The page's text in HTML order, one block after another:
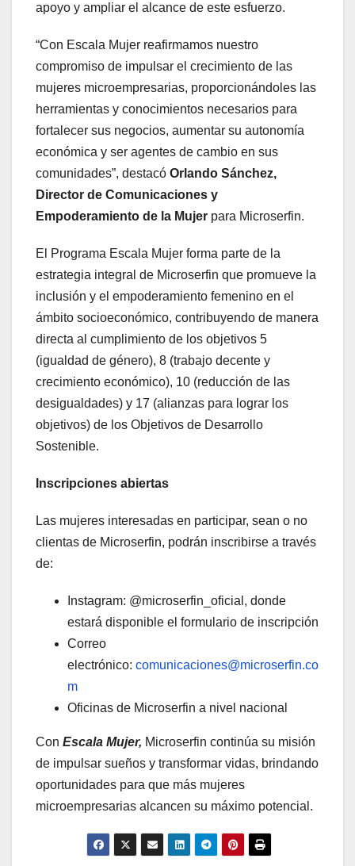
apoyo y ampliar el alcance de este esfuerzo.
“Con Escala Mujer reafirmamos nuestro
compromiso de impulsar el crecimiento de las
mujeres microempresarias, proporcionándoles las
herramientas y conocimientos necesarios para
fortalecer sus negocios, aumentar su autonomía
económica y ser agentes de cambio en sus
comunidades”, destacó Orlando Sánchez,
Director de Comunicaciones y
Empoderamiento de la Mujer para Microserfin.
El Programa Escala Mujer forma parte de la
estrategia integral de Microserfin que promueve la
inclusión y el empoderamiento femenino en el
ámbito socioeconómico, contribuyendo de manera
directa al cumplimiento de los objetivos 5
(igualdad de género), 8 (trabajo decente y
crecimiento económico), 10 (reducción de las
desigualdades) y 17 (alianzas para lograr los
objetivos) de los Objetivos de Desarrollo
Sostenible.
Inscripciones abiertas
Las mujeres interesadas en participar, sean o no
clientas de Microserfin, podrán inscribirse a través
de:
Instagram: @microserfin_oficial, donde
estará disponible el formulario de inscripción
Correo
electrónico: comunicaciones@microserfin.co
m
Oficinas de Microserfin a nivel nacional
Con Escala Mujer, Microserfin continúa su misión
de impulsar sueños y transformar vidas, brindando
oportunidades para que más mujeres
microempresarias alcancen su máximo potencial.